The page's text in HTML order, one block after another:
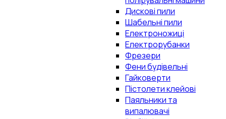
Дискові пили
Шабельні пили
Електроножиці
Електрорубанки
Фрезери
Фени будівельні
Гайковерти
Пістолети клейові
Паяльники та
випалювачі